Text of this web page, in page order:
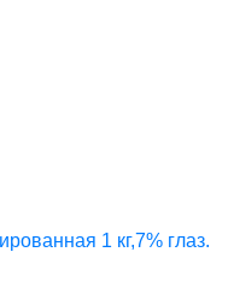
1 кг,7% глаз.